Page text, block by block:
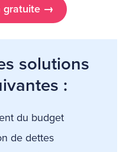
gratuite →
solutions
:
du budget
de dettes